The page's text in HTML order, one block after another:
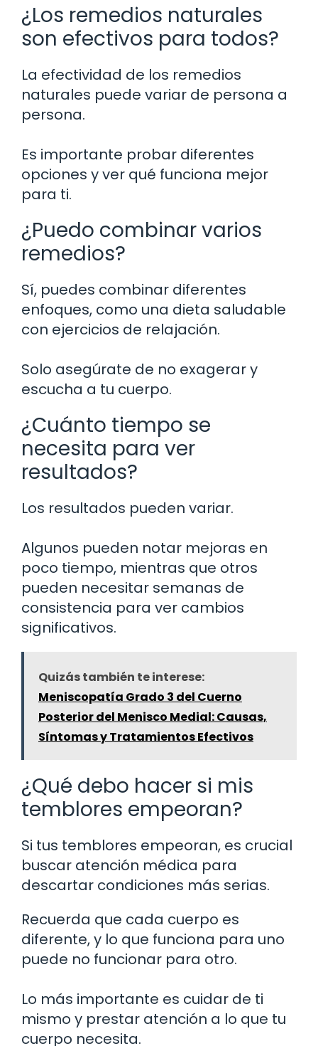
¿Los remedios naturales
son efectivos para todos?
La efectividad de los remedios
naturales puede variar de persona a
persona.
Es importante probar diferentes
opciones y ver qué funciona mejor
para ti.
¿Puedo combinar varios
remedios?
Sí, puedes combinar diferentes
enfoques, como una dieta saludable
con ejercicios de relajación.
Solo asegúrate de no exagerar y
escucha a tu cuerpo.
¿Cuánto tiempo se
necesita para ver
resultados?
Los resultados pueden variar.
Algunos pueden notar mejoras en
poco tiempo, mientras que otros
pueden necesitar semanas de
consistencia para ver cambios
significativos.
Quizás también te interese:
Meniscopatía Grado 3 del Cuerno
Posterior del Menisco Medial: Causas,
Síntomas y Tratamientos Efectivos
¿Qué debo hacer si mis
temblores empeoran?
Si tus temblores empeoran, es crucial
buscar atención médica para
descartar condiciones más serias.
Recuerda que cada cuerpo es
diferente, y lo que funciona para uno
puede no funcionar para otro.
Lo más importante es cuidar de ti
mismo y prestar atención a lo que tu
cuerpo necesita.